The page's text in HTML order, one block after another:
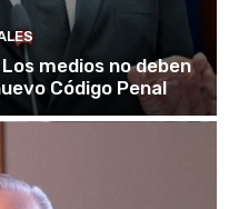
medios no deben
Código Penal